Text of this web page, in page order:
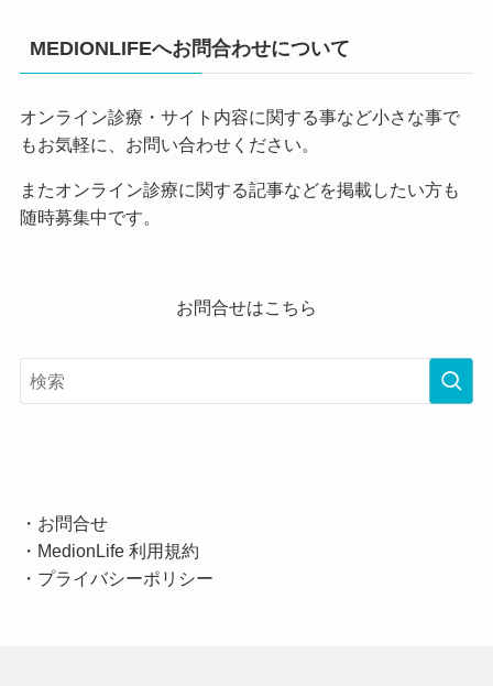
MEDIONLIFEへお問合わせについて
オンライン診療・サイト内容に関する事など小さな事で
もお気軽に、お問い合わせください。
またオンライン診療に関する記事などを掲載したい方も
随時募集中です。
お問合せはこちら
・ お問合せ
・ MedionLife 利用規約
・ プライバシーポリシー